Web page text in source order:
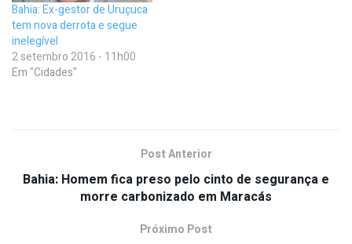
Bahia: Ex-gestor de Uruçuca
tem nova derrota e segue
inelegível
2 setembro 2016 - 11h00
Em "Cidades"
Post Anterior
Bahia: Homem fica preso pelo cinto de segurança e
morre carbonizado em Maracás
Próximo Post